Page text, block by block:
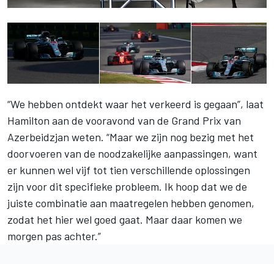
“We hebben ontdekt waar het verkeerd is gegaan”, laat
Hamilton aan de vooravond van de Grand Prix van
Azerbeidzjan weten. “Maar we zijn nog bezig met het
doorvoeren van de noodzakelijke aanpassingen, want
er kunnen wel vijf tot tien verschillende oplossingen
zijn voor dit specifieke probleem. Ik hoop dat we de
juiste combinatie aan maatregelen hebben genomen,
zodat het hier wel goed gaat. Maar daar komen we
morgen pas achter.”